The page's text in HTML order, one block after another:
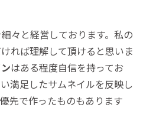
々と経営しております。私の
れば理解して頂けると思いま
はある程度自信を持ってお
満足したサムネイルを反映し
先で作ったものもあります